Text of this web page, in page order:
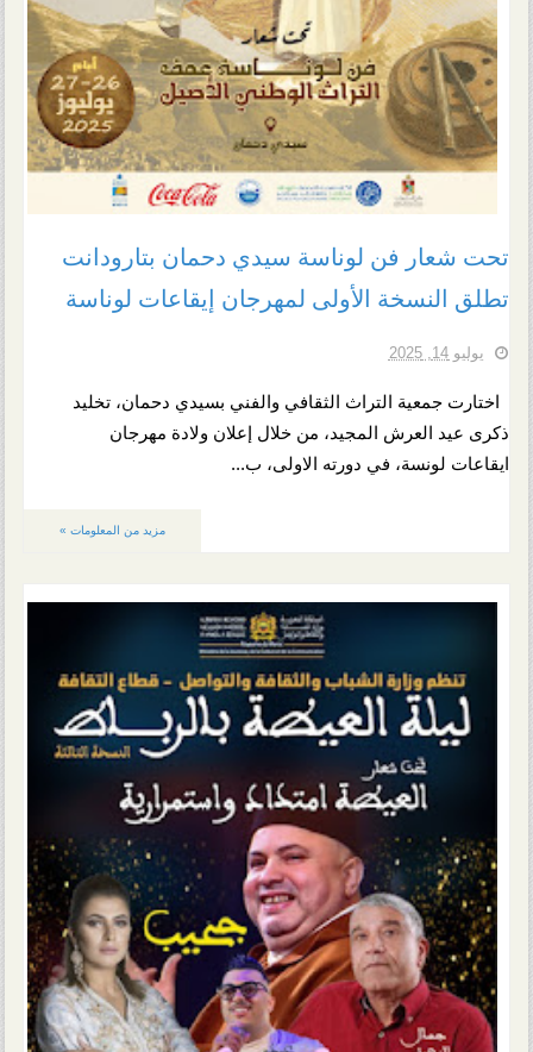
تحت شعار فن لوناسة سيدي دحمان بتارودانت
تطلق النسخة الأولى لمهرجان إيقاعات لوناسة
يوليو 14, 2025
اختارت جمعية التراث الثقافي والفني بسيدي دحمان، تخليد
ذكرى عيد العرش المجيد، من خلال إعلان ولادة مهرجان
ايقاعات لونسة، في دورته الاولى، ب...
مزيد من المعلومات »